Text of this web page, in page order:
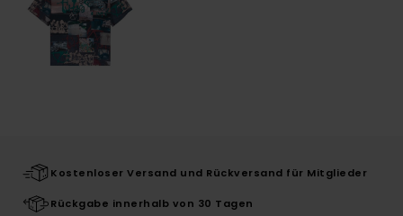
Kostenloser Versand und Rückversand für Mitglieder
Rückgabe innerhalb von 30 Tagen